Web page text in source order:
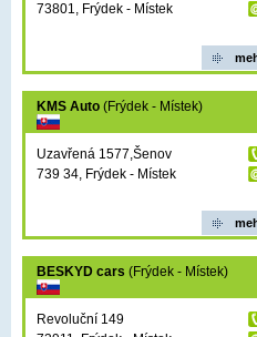
73801, Frýdek - Místek
KMS Auto (Frýdek - Místek)
Uzavřená 1577,Šenov
739 34, Frýdek - Místek
BESKYD cars (Frýdek - Místek)
Revoluční 149